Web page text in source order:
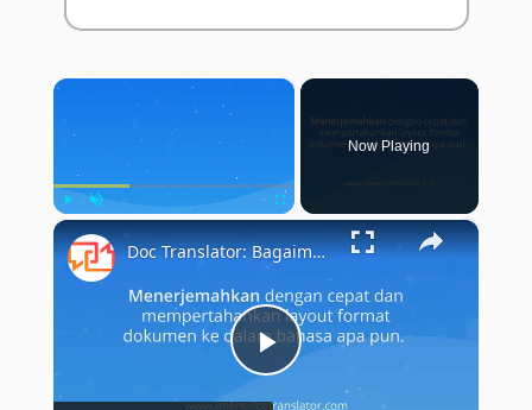
×
Play Unmute Fullscreen
Now Playing
×
Play
Doc Translator: Bagaimana cara menggunakan penerjemah dokumen?